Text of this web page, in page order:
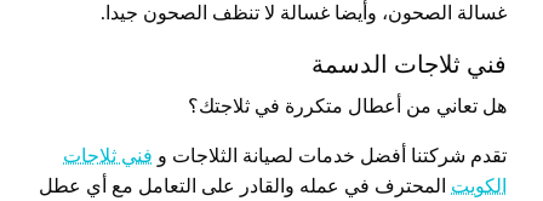
غسالة الصحون، وأيضا غسالة لا تنظف الصحون جيدا.
فني ثلاجات الدسمة
هل تعاني من أعطال متكررة في ثلاجتك؟
تقدم شركتنا أفضل خدمات لصيانة الثلاجات و فني ثلاجات
الكويت المحترف في عمله والقادر على التعامل مع أي عطل